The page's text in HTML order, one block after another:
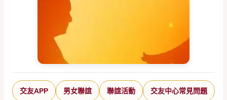
交友APP 男女聯誼 聯誼活動 交友中心常見問題